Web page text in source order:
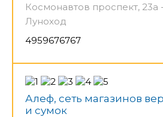
Космонавтов проспект, 23а
Луноход
4959676767
Алеф, сеть магазинов
и сумок